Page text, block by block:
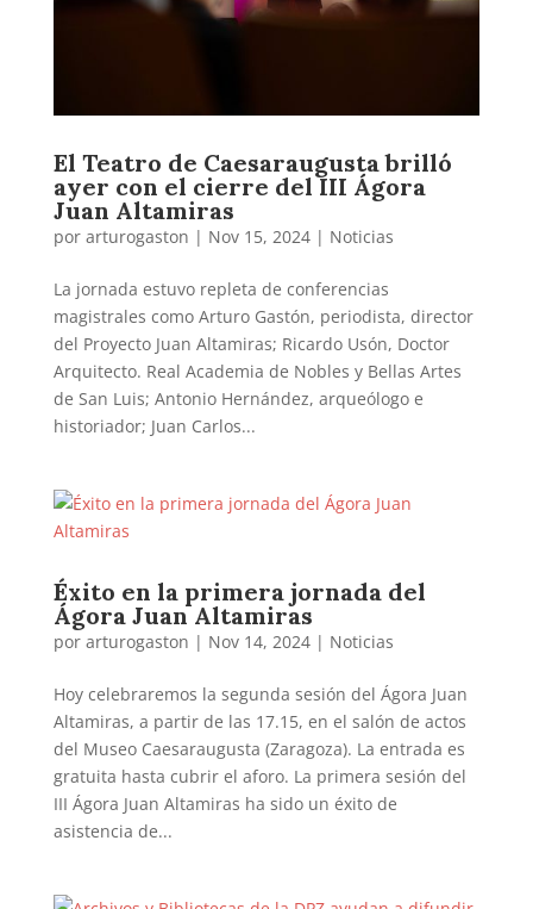
El Teatro de Caesaraugusta brilló
ayer con el cierre del III Ágora
Juan Altamiras
por arturogaston | Nov 15, 2024| Noticias
La jornada estuvo repleta de conferencias
magistrales como Arturo Gastón, periodista, director
del Proyecto Juan Altamiras; Ricardo Usón, Doctor
Arquitecto. Real Academia de Nobles y Bellas Artes
de San Luis; Antonio Hernández, arqueólogo e
historiador; Juan Carlos...
Éxito en la primera jornada del
Ágora Juan Altamiras
por arturogaston | Nov 14, 2024| Noticias
Hoy celebraremos la segunda sesión del Ágora Juan
Altamiras, a partir de las 17.15, en el salón de actos
del Museo Caesaraugusta (Zaragoza). La entrada es
gratuita hasta cubrir el aforo. La primera sesión del
III Ágora Juan Altamiras ha sido un éxito de
asistencia de...